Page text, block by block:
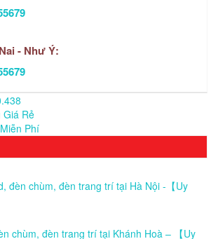
- Như Ý:
Giá Rẻ
Phí
đèn chùm, đèn trang trí tại Hà Nội -【Uy
chùm, đèn trang trí tại Khánh Hoà – 【Uy